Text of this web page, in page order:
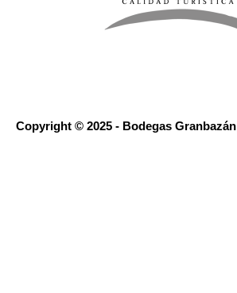
Copyright © 2025 - Bodegas Granbazán